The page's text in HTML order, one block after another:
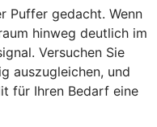
Puffer gedacht. Wenn
hinweg deutlich im
Versuchen Sie
auszugleichen, und
für Ihren Bedarf eine